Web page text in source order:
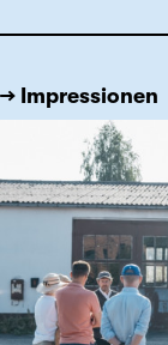
→ Impressionen